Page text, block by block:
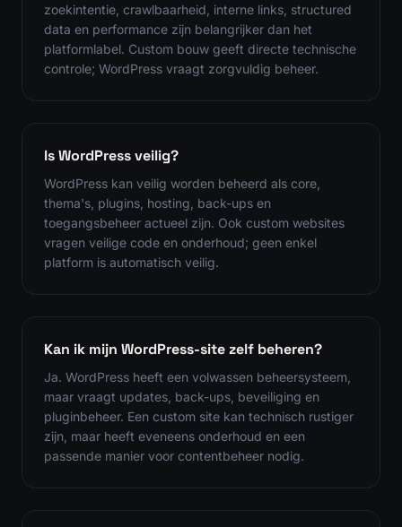
zoekintentie, crawlbaarheid, interne links, structured
data en performance zijn belangrijker dan het
platformlabel. Custom bouw geeft directe technische
controle; WordPress vraagt zorgvuldig beheer.
Is WordPress veilig?
WordPress kan veilig worden beheerd als core,
thema's, plugins, hosting, back-ups en
toegangsbeheer actueel zijn. Ook custom websites
vragen veilige code en onderhoud; geen enkel
platform is automatisch veilig.
Kan ik mijn WordPress-site zelf beheren?
Ja. WordPress heeft een volwassen beheersysteem,
maar vraagt updates, back-ups, beveiliging en
pluginbeheer. Een custom site kan technisch rustiger
zijn, maar heeft eveneens onderhoud en een
passende manier voor contentbeheer nodig.